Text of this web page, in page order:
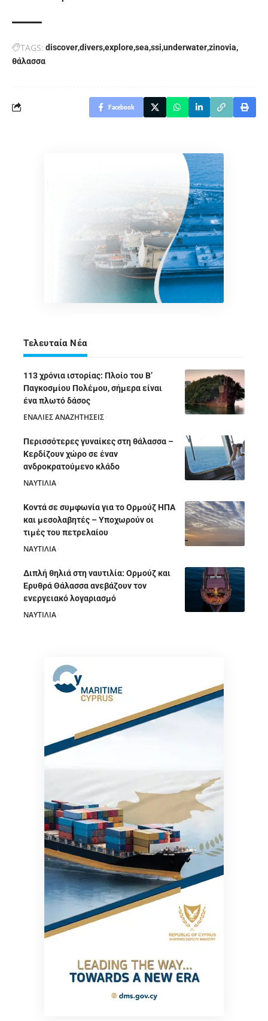
TAGS: discoverdiversexploresea ssi underwaterzinovia
θάλασσα
Facebook
Τελευταία Νέα
113 χρόνια ιστορίας: Πλοίο του Β’
Παγκοσμίου Πολέμου, σήμερα είναι
ένα πλωτό δάσος
ΕΝΑΛΙΕΣ ΑΝΑΖΗΤΗΣΕΙΣ
Περισσότερες γυναίκες στη θάλασσα –
Κερδίζουν χώρο σε έναν
ανδροκρατούμενο κλάδο
ΝΑΥΤΙΛΙΑ
Κοντά σε συμφωνία για το Ορμούζ ΗΠΑ
και μεσολαβητές – Υποχωρούν οι
τιμές του πετρελαίου
ΝΑΥΤΙΛΙΑ
Διπλή θηλιά στη ναυτιλία: Ορμούζ και
Ερυθρά Θάλασσα ανεβάζουν τον
ενεργειακό λογαριασμό
ΝΑΥΤΙΛΙΑ